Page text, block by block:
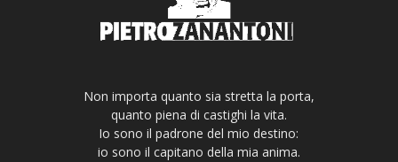
Non importa quanto sia stretta la porta,
quanto piena di castighi la vita.
Io sono il padrone del mio destino:
io sono il capitano della mia anima.